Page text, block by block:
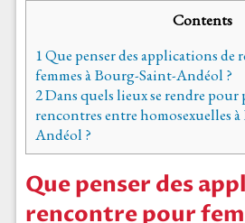
Contents
1Que penser des applications de
femmes à Bourg-Saint-Andéol ?
2Dans quels lieux se rendre pour
rencontres entre homosexuelles
Andéol ?
Que penser des
rencontre pour